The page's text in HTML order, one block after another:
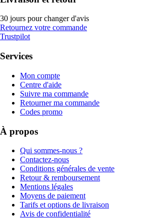
30 jours pour changer d'avis
Retournez votre commande
Trustpilot
Services
Mon compte
Centre d'aide
Suivre ma commande
Retourner ma commande
Codes promo
À propos
Qui sommes-nous ?
Contactez-nous
Conditions générales de vente
Retour & remboursement
Mentions légales
Moyens de paiement
Tarifs et options de livraison
Avis de confidentialité